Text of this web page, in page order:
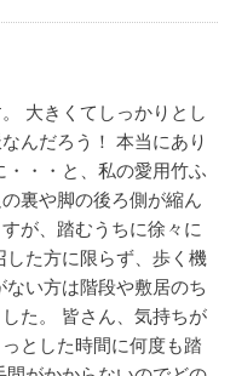
大きくてしっかりとし
んだろう！ 本当にあり
・・・と、私の愛用竹ふ
裏や脚の後ろ側が縮ん
が、踏むうちに徐々に
した方に限らず、歩く機
ない方は階段や敷居のち
た。
皆さん、気持ちが
とした時間に何度も踏